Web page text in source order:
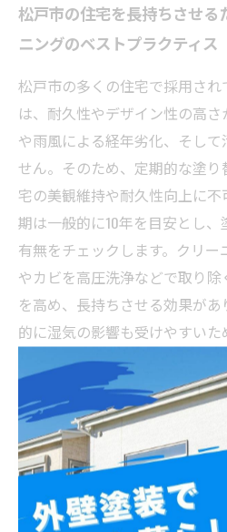
松戸市の住宅を長持ちさせる
ニングのベストプラクティス
松戸市の多くの住宅で採用さ
は、耐久性やデザイン性の高
や雨風による経年劣化、そし
せん。そのため、定期的な塗
宅の美観維持や耐久性向上に
期は一般的に10年を目安とし
有無をチェックします。クリ
やカビを高圧洗浄などで取り
を高め、長持ちさせる効果が
的に湿気の影響も受けやすい
スが推奨されます。適切な施
し、信頼できる業者に依頼する
値を守る上で重要です。これら
実践すれば、松戸市の住宅の快
ことが可能です。